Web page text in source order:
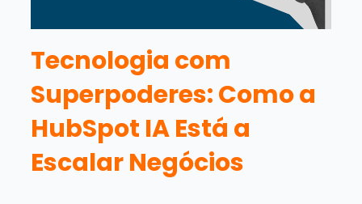
Tecnologia com
Superpoderes: Como a
HubSpot IA Está a
Escalar Negócios